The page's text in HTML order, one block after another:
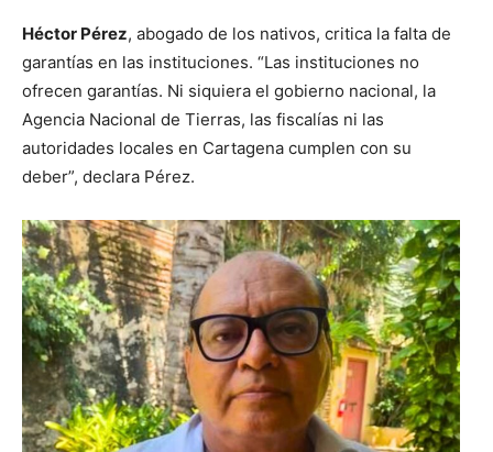
Héctor Pérez, abogado de los nativos, critica la falta de
garantías en las instituciones. “Las instituciones no
ofrecen garantías. Ni siquiera el gobierno nacional, la
Agencia Nacional de Tierras, las fiscalías ni las
autoridades locales en Cartagena cumplen con su
deber”, declara Pérez.